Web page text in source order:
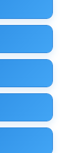
ะมาณ
บาท/
สมที่สุด
รถและ
นด่วน
ถึงเครน
ยู่กับลักษณะ